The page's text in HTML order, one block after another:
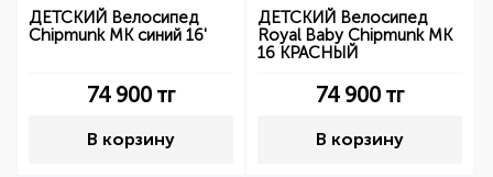
ДЕТСКИЙ Велосипед
Chipmunk MK синий 16'
74 900 тг
В корзину
ДЕТСКИЙ Велосипед
Royal Baby Chipmunk MK
16 КРАСНЫЙ
74 900 тг
В корзину